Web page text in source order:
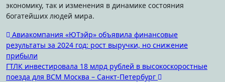
экономику, так и изменения в динамике состояния
богатейших людей мира.
Навигация
по
записям
Авиакомпания «ЮТэйр» объявила финансовые
результаты за 2024 год: рост выручки, но снижение
прибыли
ГТЛК инвестировала 18 млрд рублей в высокоскоростные
поезда для ВСМ Москва – Санкт-Петербург